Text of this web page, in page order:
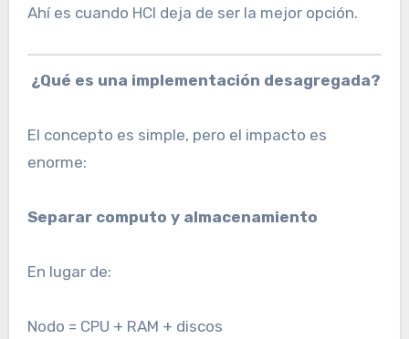
Ahí es cuando HCI deja de ser la mejor opción.
¿Qué es una implementación desagregada?
El concepto es simple, pero el impacto es
enorme:
Separar computo y almacenamiento
En lugar de:
Nodo = CPU + RAM + discos